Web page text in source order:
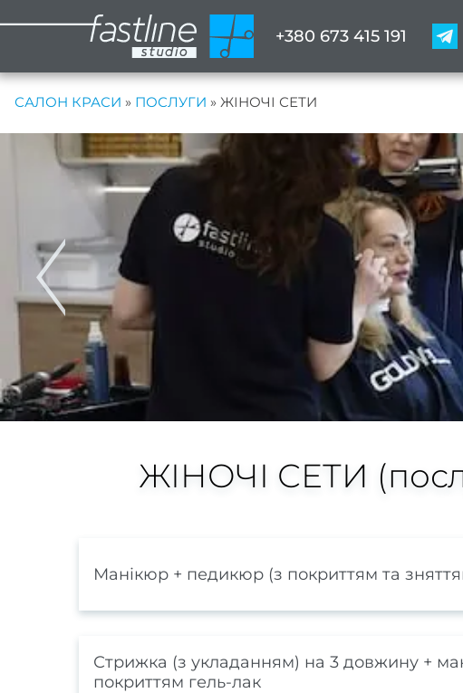
+380 673 415 191
САЛОН КРАСИ » ПОСЛУГИ » ЖІНОЧІ СЕТИ
ЖІНОЧІ СЕТИ
Манікюр + педикюр (з покриттям та
Стрижка (з укладанням) на 3 довжину +
покриттям гель-лак